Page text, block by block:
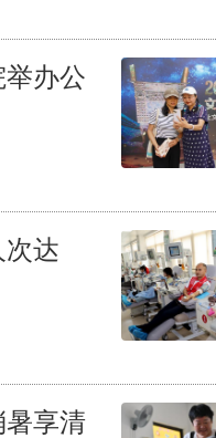
办公
次达
暑享清